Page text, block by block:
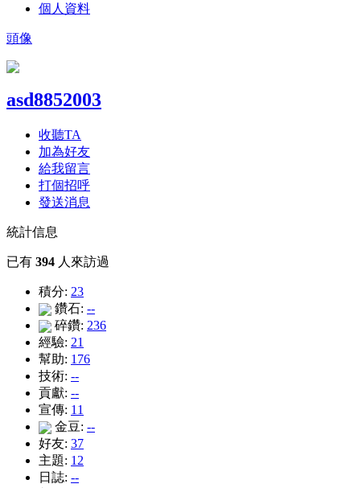
個人資料
頭像
asd8852003
收聽TA
加為好友
給我留言
打個招呼
發送消息
統計信息
已有 394 人來訪過
積分: 23
鑽石: --
碎鑽: 236
經驗: 21
幫助: 176
技術: --
貢獻: --
宣傳: 11
金豆: --
好友: 37
主題: 12
日誌: --